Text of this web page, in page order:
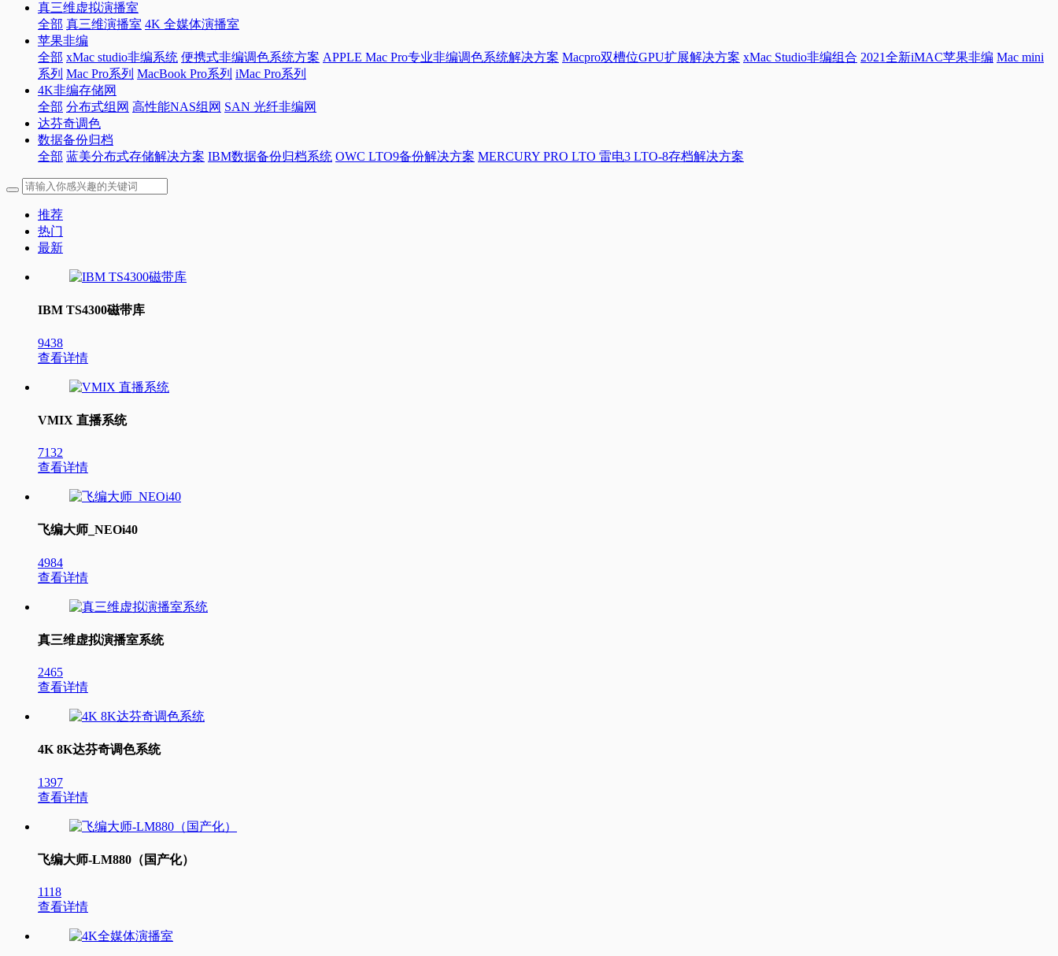
真三维虚拟演播室
全部 真三维演播室 4K 全媒体演播室
苹果非编
全部 xMac studio非编系统 便携式非编调色系统方案 APPLE Mac Pro专业非编调色系统解决方案 Macpro双槽位GPU扩展解决方案 xMac Studio非编组合 2021全新iMAC苹果非编 Mac mini
系列 Mac Pro系列 MacBook Pro系列 iMac Pro系列
4K非编存储网
全部 分布式组网 高性能NAS组网 SAN 光纤非编网
达芬奇调色
数据备份归档
全部 蓝美分布式存储解决方案 IBM数据备份归档系统 OWC LTO9备份解决方案 MERCURY PRO LTO 雷电3 LTO-8存档解决方案
推荐
热门
最新
IBM TS4300磁带库
9438
查看详情
VMIX 直播系统
7132
查看详情
飞编大师_NEOi40
4984
查看详情
真三维虚拟演播室系统
2465
查看详情
4K 8K达芬奇调色系统
1397
查看详情
飞编大师-LM880（国产化）
1118
查看详情